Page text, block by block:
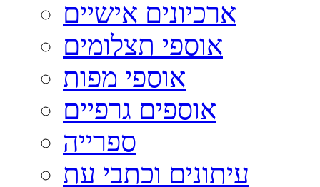
ארכיונים אישיים
אוספי תצלומים
אוספי מפות
אוספים גרפיים
ספרייה
עיתונים וכתבי עת